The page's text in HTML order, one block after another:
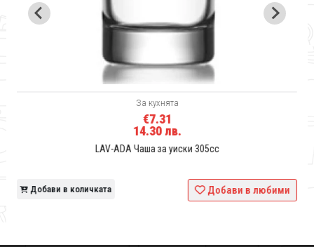
За кухнята
€7.31
14.30 лв.
LAV-ADA Чаша за уиски 305сс
Добави в количката Добави в любими